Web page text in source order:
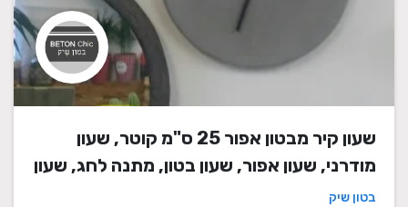
שעון קיר מבטון אפור 25 ס"מ קוטר, שעון
מודרני, שעון אפור, שעון בטון, מתנה לחג, שעון
מעוצב, שעון מיוחד, שעון תעשייתי, שעון לסלון,
בטון שיק